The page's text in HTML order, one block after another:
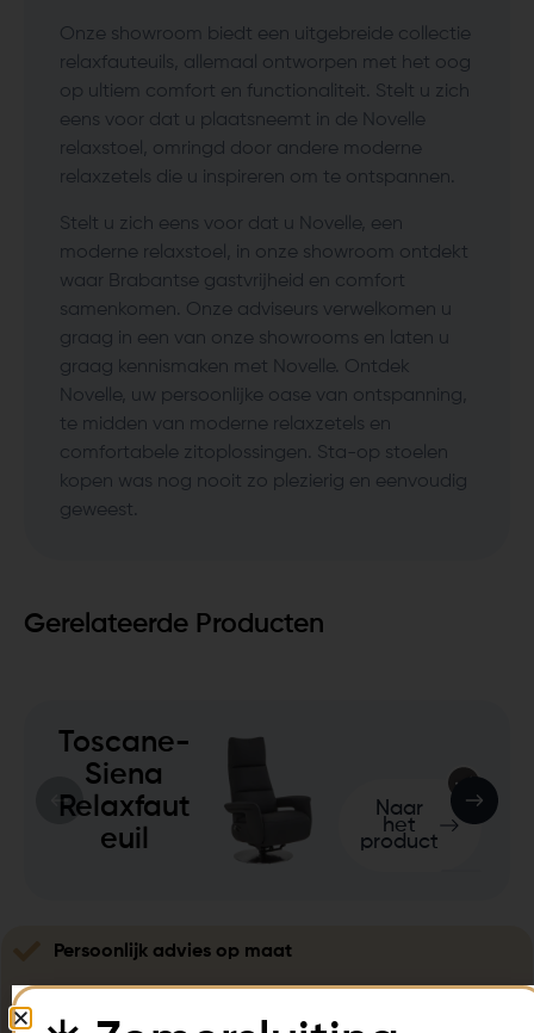
Onze showroom biedt een uitgebreide collectie
relaxfauteuils, allemaal ontworpen met het oog
op ultiem comfort en functionaliteit. Stelt u zich
eens voor dat u plaatsneemt in de Novelle
relaxstoel, omringd door andere moderne
relaxzetels die u inspireren om te ontspannen.
Stelt u zich eens voor dat u Novelle, een
moderne relaxstoel, in onze showroom ontdekt
waar Brabantse gastvrijheid en comfort
samenkomen. Onze adviseurs verwelkomen u
graag in een van onze showrooms en laten u
graag kennismaken met Novelle. Ontdek
Novelle, uw persoonlijke oase van ontspanning,
te midden van moderne relaxzetels en
comfortabele zitoplossingen. Sta-op stoelen
kopen was nog nooit zo plezierig en eenvoudig
geweest.
Gerelateerde Producten
Toscane-
Siena
Relaxfaut
euil
Naar
het
product
Persoonlijk advies op maat